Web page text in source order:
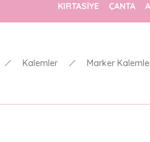
KIRTASİYE ÇANTA
Kalemler Marker